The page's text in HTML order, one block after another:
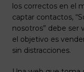
los correctos en el
captar contactos,
nosotros” debe ser
el objetivo es
sin distracciones.